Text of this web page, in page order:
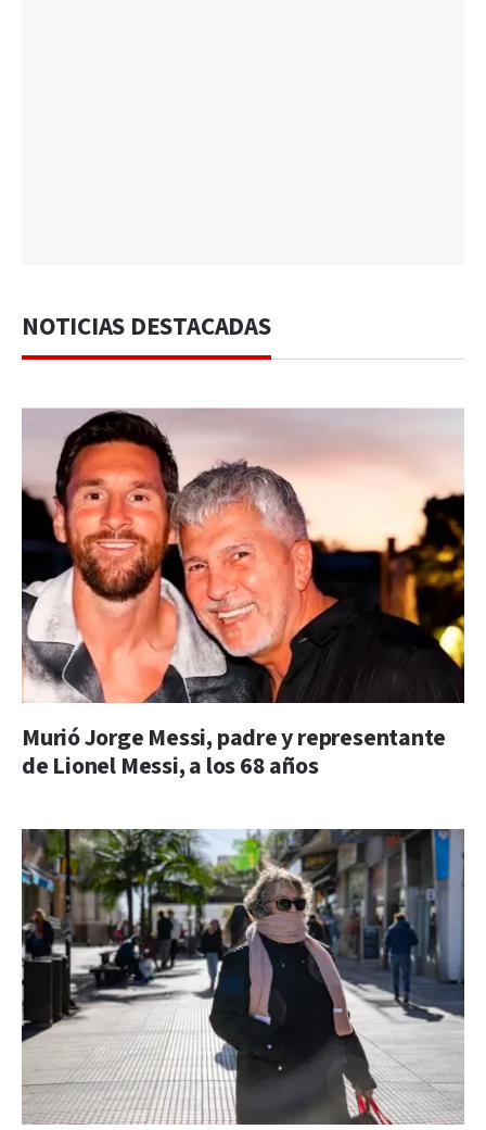
NOTICIAS DESTACADAS
Murió Jorge Messi, padre y representante
de Lionel Messi, a los 68 años